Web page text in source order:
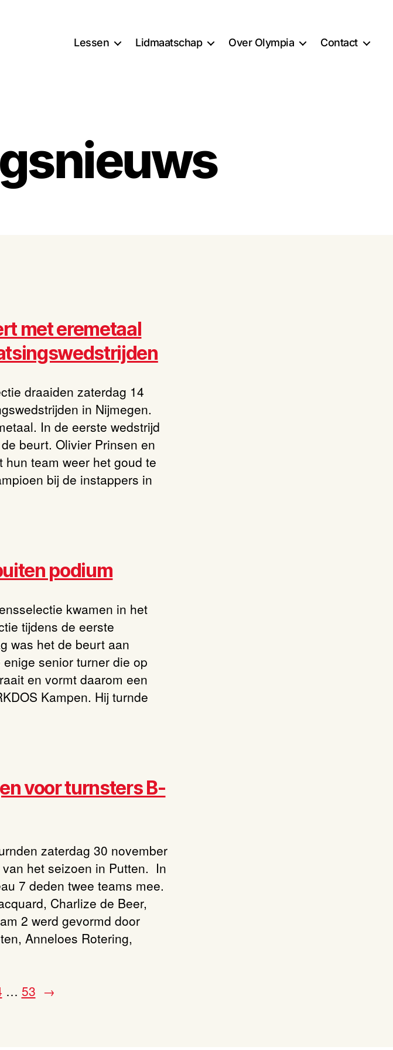
Lessen Lidmaatschap Over Olympia Contact
met eremetaal
draaiden zaterdag 14
in Nijmegen.
In de eerste wedstrijd
beurt. Olivier Prinsen en
team weer het goud te
bij de instappers in
podium
kwamen in het
tijdens de eerste
was het de beurt aan
senior turner die op
en vormt daarom een
Kampen. Hij turnde
voor turnsters B-
zaterdag 30 november
het seizoen in Putten. In
7 deden twee teams mee.
Charlize de Beer,
2 werd gevormd door
Anneloes Rotering,
… 53 →